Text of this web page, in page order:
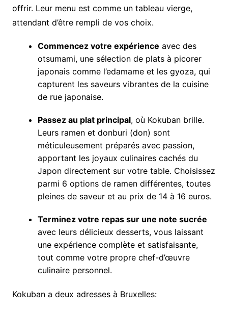
offrir. Leur menu est comme un tableau vierge,
attendant d’être rempli de vos choix.
Commencez votre expérience avec des
otsumami, une sélection de plats à picorer
japonais comme l’edamame et les gyoza, qui
capturent les saveurs vibrantes de la cuisine
de rue japonaise.
Passez au plat principal, où Kokuban brille.
Leurs ramen et donburi (don) sont
méticuleusement préparés avec passion,
apportant les joyaux culinaires cachés du
Japon directement sur votre table. Choisissez
parmi 6 options de ramen différentes, toutes
pleines de saveur et au prix de 14 à 16 euros.
Terminez votre repas sur une note sucrée
avec leurs délicieux desserts, vous laissant
une expérience complète et satisfaisante,
tout comme votre propre chef-d’œuvre
culinaire personnel.
Kokuban a deux adresses à Bruxelles: